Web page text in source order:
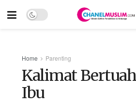
Home Parenting
Kalimat
Ibu